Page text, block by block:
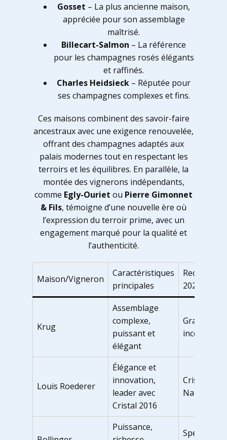
Gosset – La plus ancienne maison,
appréciée pour son assemblage
maîtrisé.
Billecart-Salmon – La référence
pour les champagnes rosés élégants
et raffinés.
Charles Heidsieck – Réputée pour
ses champagnes complexes et fins.
Ces maisons combinent des savoir-faire
ancestraux avec une exigence renouvelée,
offrant des champagnes adaptés aux
palais modernes tout en respectant les
terroirs et les équilibres. En parallèle, la
montée des vignerons indépendants,
comme Egly-Ouriet ou Pierre Gimonnet
& Fils, témoigne d’une nouvelle ère où
l’expression du terroir prime, avec un
engagement marqué pour la qualité et
l’authenticité.
Maison/Vigneron
Caractéristiques
principales
2025
Krug
Assemblage
complexe,
puissant et
élégant
Grande
Louis Roederer
Élégance et
innovation,
leader avec
Cristal 2016
Cristal,
Nature
Puissance,
Special